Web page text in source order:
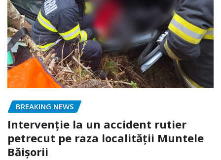
BREAKING NEWS
Intervenție la un accident rutier
petrecut pe raza localității Muntele
Băișorii